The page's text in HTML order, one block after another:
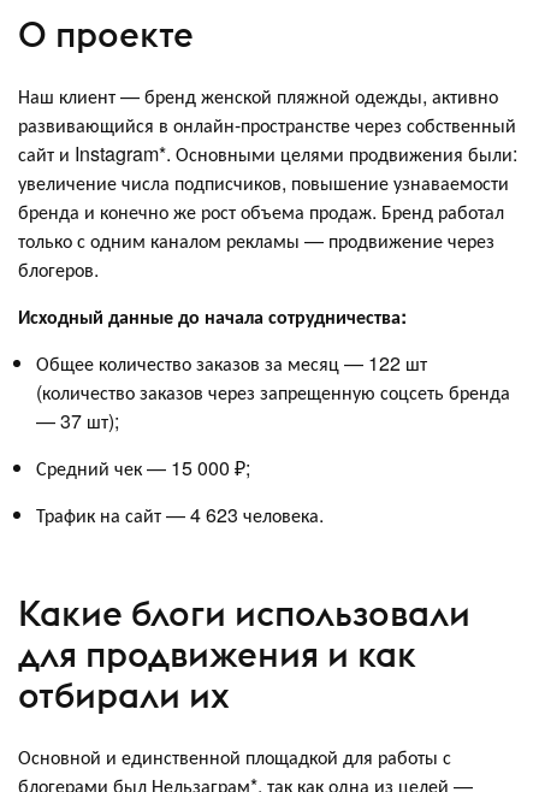
О проекте
Наш клиент — бренд женской пляжной одежды, активно
развивающийся в онлайн-пространстве через собственный
сайт и Instagram*. Основными целями продвижения были:
увеличение числа подписчиков, повышение узнаваемости
бренда и конечно же рост объема продаж. Бренд работал
только с одним каналом рекламы — продвижение через
блогеров.
Исходный данные до начала сотрудничества:
Общее количество заказов за месяц — 122 шт
(количество заказов через запрещенную соцсеть бренда
— 37 шт);
Средний чек — 15 000 ₽;
Трафик на сайт — 4 623 человека.
Какие блоги использовали
для продвижения и как
отбирали их
Основной и единственной площадкой для работы с
блогерами был Нельзаграм*, так как одна из целей —